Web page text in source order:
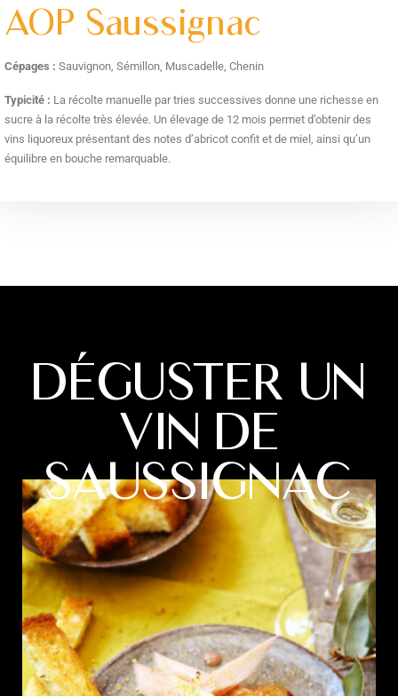
AOP Saussignac
Cépages : Sauvignon, Sémillon, Muscadelle, Chenin
Typicité : La récolte manuelle par tries successives donne une richesse en
sucre à la récolte très élevée. Un élevage de 12 mois permet d’obtenir des
vins liquoreux présentant des notes d’abricot confit et de miel, ainsi qu’un
équilibre en bouche remarquable.
DÉGUSTER UN
VIN DE
SAUSSIGNAC